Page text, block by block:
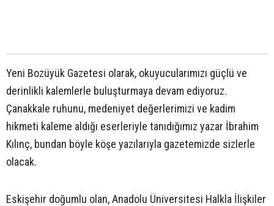
Yeni Bozüyük Gazetesi olarak, okuyucularımızı güçlü ve
derinlikli kalemlerle buluşturmaya devam ediyoruz.
Çanakkale ruhunu, medeniyet değerlerimizi ve kadim
hikmeti kaleme aldığı eserleriyle tanıdığımız yazar İbrahim
Kılınç, bundan böyle köşe yazılarıyla gazetemizde sizlerle
olacak.
Eskişehir doğumlu olan, Anadolu Üniversitesi Halkla İlişkiler